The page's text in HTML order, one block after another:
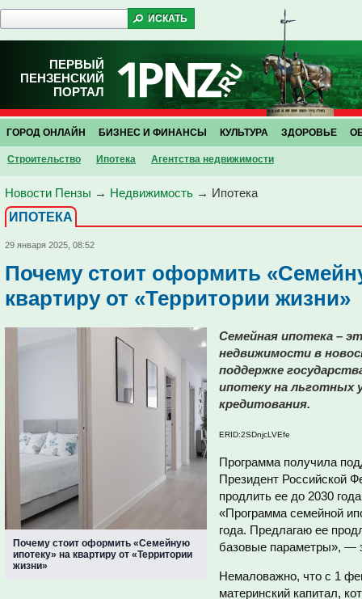
ПЕРВЫЙ
ПЕНЗЕНСКИЙ
ПОРТАЛ
ГОРОД ОНЛАЙН БИЗНЕС И ФИНАНСЫ КУЛЬТУРА ЗДОРОВЬЕ
Строительство Ипотека Агентства недвижимости
Новости Пензы → Недвижимость → Ипотека
ИПОТЕКА
29 января 2025, 08:52
Почему стоит оформить
квартиру от «Территории жизни»
Почему стоит оформить «Семейную
ипотеку» на квартиру от «Территории
жизни»
Семейная ипотека –
недвижимости в
поддержке
ипотеку на льготных
кредитования.
ERID:2SDnjcLVEfe
Программа получила
Президент Российской
продлить ее до 2030
«Программа семейной
года. Предлагаю ее
базовые параметры», —
Немаловажно, что с 1
материнский капитал,